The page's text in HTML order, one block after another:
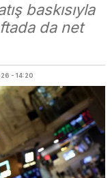
baskısıyla
da net
- 14:20